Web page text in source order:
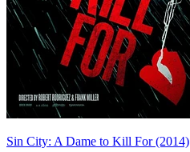
Sin City: A Dame to Kill For (2014)